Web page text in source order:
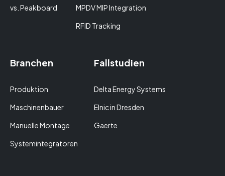
vs. Peakboard MPDV MIP Integration
RFID Tracking
Branchen
Produktion
Maschinenbauer
Manuelle Montage
Systemintegratoren
Fallstudien
Delta Energy Systems
Elnic in Dresden
Gaerte